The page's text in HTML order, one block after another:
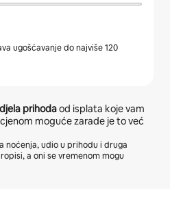
ugošćavanje do najviše 120
prihodaod isplata koje vam
moguće zarade je to već
noćenja, udio u prihodu i druga
a oni se vremenom mogu